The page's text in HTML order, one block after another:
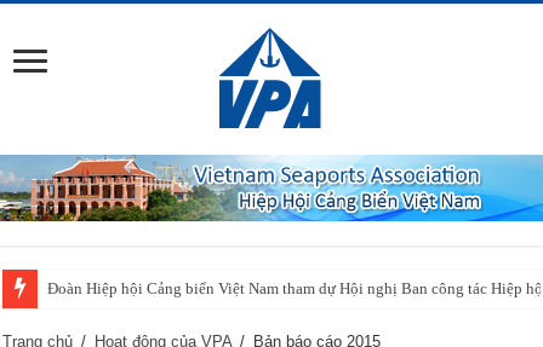
Đoàn Hiệp hội Cảng biển Việt Nam tham dự Hội nghị Ban công tác Hiệp
Trang chủ / Hoạt động của VPA / Bản báo cáo 2015